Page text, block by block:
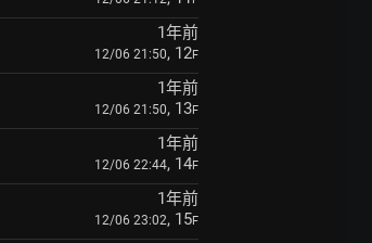
1年前
12/06 21:50, 12F
1年前
12/06 21:50, 13F
1年前
12/06 22:44, 14F
1年前
12/06 23:02, 15F